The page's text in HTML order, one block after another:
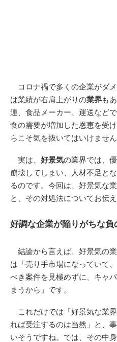
コロナ禍で多くの企業がダ
は業績が右肩上がりの業界も
連、食品メーカー、運送など
食の需要が増加した恩恵を受
らこそ気を抜いてはいけません
実は、 好景気の業界では、
崩壊してしまい、人材不足と
るのです。今回は、好景気な
と、その対処法についてお伝え
好調な企業が陥りがちな負
結論から言えば、好景気の
は「売り手市場になっていて
べき案件を見極めずに、キャ
まうから」です。
これだけでは「好景気な業
れば受注するのは当然」と、
いそうですね。では、その中